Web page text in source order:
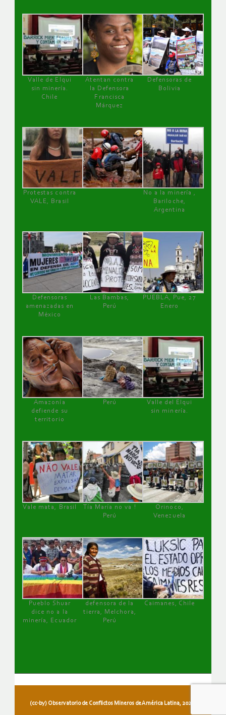
Valle de Elqui
sin minería.
Chile
Atentan contra
la Defensora
Francisca
Márquez
Defensoras de
Bolivia
Protestas contra
VALE, Brasil
No a la minería ,
Bariloche,
Argentina
Defensoras
amenazadas en
México
Las Bambas,
Perú
PUEBLA, Pue, 27
Enero
Amazonía
defiende su
territorio
Perú
Valle del Elqui
sin minería.
Vale mata, Brasil
Tía María no va !
Perú
Orinoco,
Venezuela
Pueblo Shuar
dice no a la
minería, Ecuador
defensora de la
tierra, Melchora,
Perú
Caimanes, Chile
(cc-by) Observatorio de Conflictos Mineros de América Latina, 2026